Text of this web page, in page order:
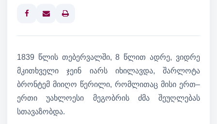
Print
1839 წლის თებერვალში, 8 წლით ადრე, ვიდრე
მკითხველი ჯეინ იარს იხილავდა, შარლოტა
ბრონტემ მიიღო წერილი, რომლითაც მისი ერთ–
ერთი უახლოესი მეგობრის ძმა შეუღლებას
სთავაზობდა.